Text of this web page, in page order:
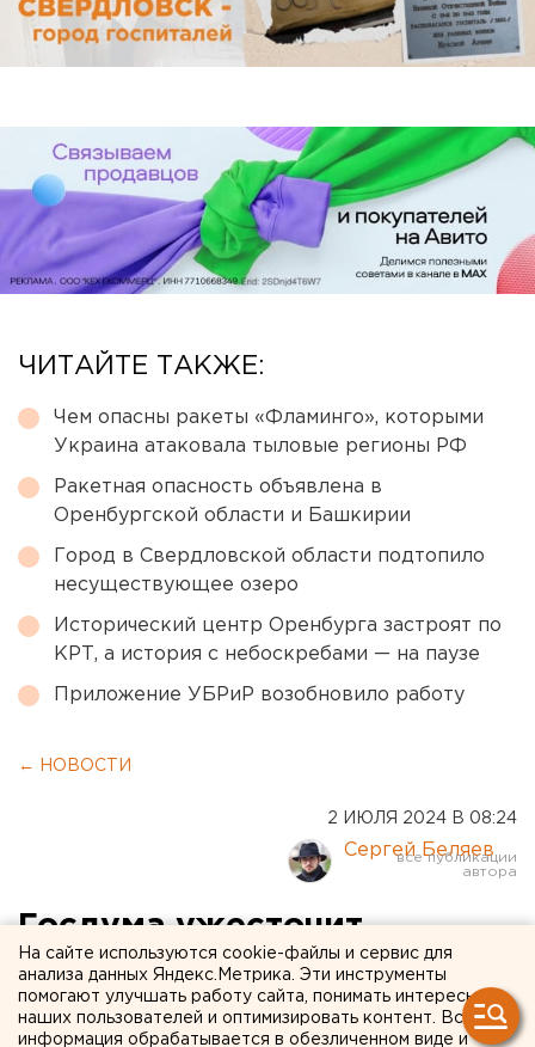
ЧИТАЙТЕ ТАКЖЕ:
Чем опасны ракеты «Фламинго», которыми
Украина атаковала тыловые регионы РФ
Ракетная опасность объявлена в
Оренбургской области и Башкирии
Город в Свердловской области подтопило
несуществующее озеро
Исторический центр Оренбурга застроят по
КРТ, а история с небоскребами — на паузе
Приложение УБРиР возобновило работу
← НОВОСТИ
2 ИЮЛЯ 2024 В 08:24
Сергей Беляев
Госдума ужесточит
ответственность врачей за
нерожденных детей
На сайте используются cookie-файлы и сервис для
анализа данных Яндекс.Метрика. Эти инструменты
помогают улучшать работу сайта, понимать интересы
наших пользователей и оптимизировать контент. Вся
информация обрабатывается в обезличенном виде и